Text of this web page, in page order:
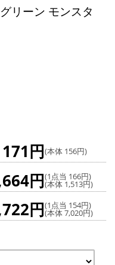
リーン モンスタ
171円(本体 156円)
円(1点当 166円)
(本体 1,513円)
円(1点当 154円)
(本体 7,020円)